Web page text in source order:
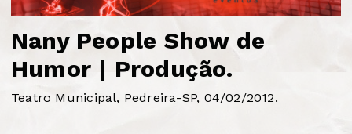
Nany People Show de
Humor | Produção.
Teatro Municipal, Pedreira-SP, 04/02/2012.